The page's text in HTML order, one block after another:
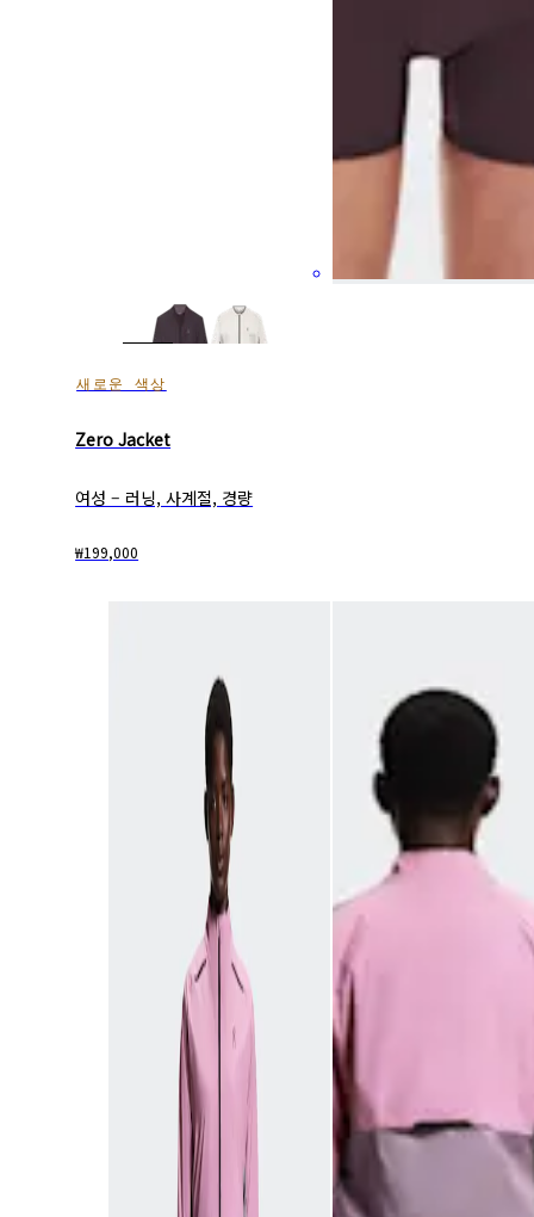
새로운 색상
Zero Jacket
여성 – 러닝, 사계절, 경량
₩199,000